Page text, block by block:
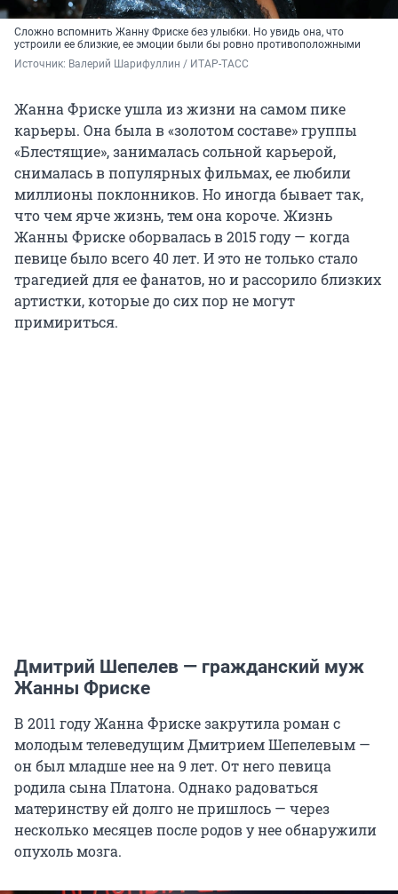
Сложно вспомнить Жанну Фриске без улыбки. Но увидь она, что
устроили ее близкие, ее эмоции были бы ровно противоположными
Источник: Валерий Шарифуллин / ИТАР-ТАСС
Жанна Фриске ушла из жизни на самом пике
карьеры. Она была в «золотом составе» группы
«Блестящие», занималась сольной карьерой,
снималась в популярных фильмах, ее любили
миллионы поклонников. Но иногда бывает так,
что чем ярче жизнь, тем она короче. Жизнь
Жанны Фриске оборвалась в 2015 году — когда
певице было всего 40 лет. И это не только стало
трагедией для ее фанатов, но и рассорило близких
артистки, которые до сих пор не могут
примириться.
Дмитрий Шепелев — гражданский муж
Жанны Фриске
В 2011 году Жанна Фриске закрутила роман с
молодым телеведущим Дмитрием Шепелевым —
он был младше нее на 9 лет. От него певица
родила сына Платона. Однако радоваться
материнству ей долго не пришлось — через
несколько месяцев после родов у нее обнаружили
опухоль мозга.